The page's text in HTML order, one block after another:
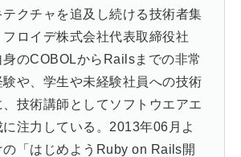
テクチャを追及し続ける技術者集
フロイデ株式会社代表取締役社
のCOBOLからRailsまでの非常
や、学生や未経験社員への技術
技術講師としてソフトウエアエ
注力している。2013年06月よ
の「はじめようRuby on Rails開